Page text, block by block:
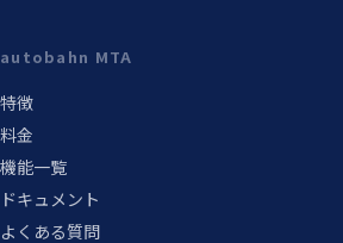
autobahn MTA
特徴
料金
機能一覧
ドキュメント
よくある質問